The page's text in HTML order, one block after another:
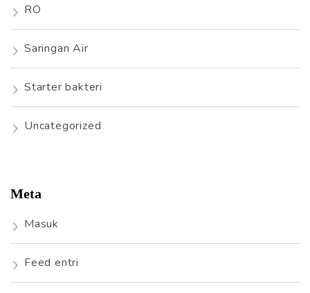
RO
Saringan Air
Starter bakteri
Uncategorized
Meta
Masuk
Feed entri